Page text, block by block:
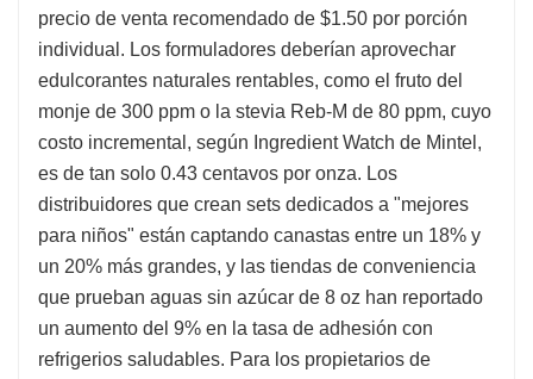
precio de venta recomendado de $1.50 por porción
individual. Los formuladores deberían aprovechar
edulcorantes naturales rentables, como el fruto del
monje de 300 ppm o la stevia Reb-M de 80 ppm, cuyo
costo incremental, según Ingredient Watch de Mintel,
es de tan solo 0.43 centavos por onza. Los
distribuidores que crean sets dedicados a "mejores
para niños" están captando canastas entre un 18% y
un 20% más grandes, y las tiendas de conveniencia
que prueban aguas sin azúcar de 8 oz han reportado
un aumento del 9% en la tasa de adhesión con
refrigerios saludables. Para los propietarios de